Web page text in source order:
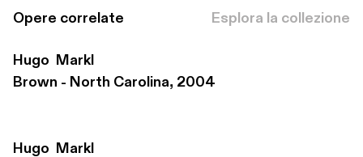
Opere correlate Esplora la collezione
Hugo  Markl
Brown - North Carolina, 2004
Hugo  Markl